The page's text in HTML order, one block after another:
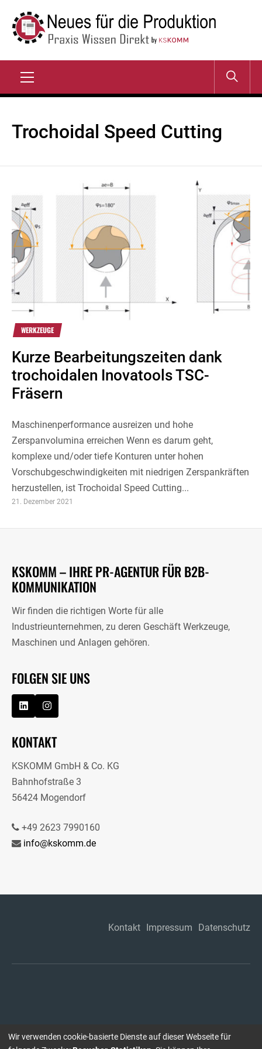
Inhalt
springen
NEUES FÜR DIE
PRODUKTION
Trochoidal Speed Cutting
WERKZEUGE
Kurze Bearbeitungszeiten dank
trochoidalen Inovatools TSC-
Fräsern
Maschinenperformance ausreizen und hohe
Zerspanvolumina erreichen Wenn es darum geht,
komplexe und/oder tiefe Konturen unter hohen
Vorschubgeschwindigkeiten mit niedrigen Zerspankräften
herzustellen, ist Trochoidal Speed Cutting...
21. Dezember 2021
KSKOMM – IHRE PR-AGENTUR FÜR B2B-
KOMMUNIKATION
Wir finden die richtigen Worte für alle
Industrieunternehmen, zu deren Geschäft Werkzeuge,
Maschinen und Anlagen gehören.
FOLGEN SIE UNS
KONTAKT
KSKOMM GmbH & Co. KG
Bahnhofstraße 3
56424 Mogendorf
+49 2623 7990160
info@kskomm.de
Kontakt Impressum Datenschutz
Wir verwenden cookie-basierte Dienste auf dieser Webseite für